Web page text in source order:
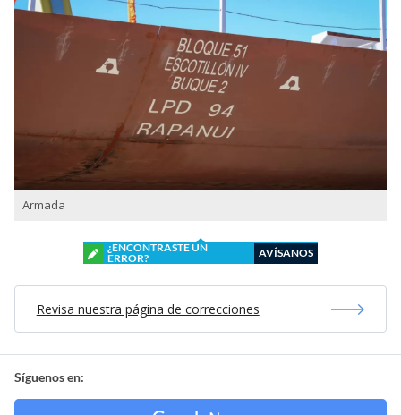
Armada
¿ENCONTRASTE UN
ERROR?
AVÍSANOS
Revisa nuestra página de correcciones
Síguenos en: